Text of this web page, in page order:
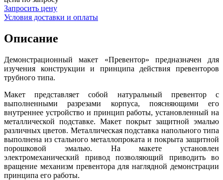
Запросить цену
Условия доставки и оплаты
Описание
Демонстрационный макет «Превентор» предназначен для
изучения конструкции и принципа действия превенторов
трубного типа.
Макет представляет собой натуральный превентор с
выполненными разрезами корпуса, поясняющими его
внутреннее устройство и принцип работы, установленный на
металлической подставке. Макет покрыт защитной эмалью
различных цветов. Металлическая подставка напольного типа
выполнена из стального металлопроката и покрыта защитной
порошковой эмалью. На макете установлен
электромеханический привод позволяющий приводить во
вращение механизм превентора для наглядной демонстрации
принципа его работы.